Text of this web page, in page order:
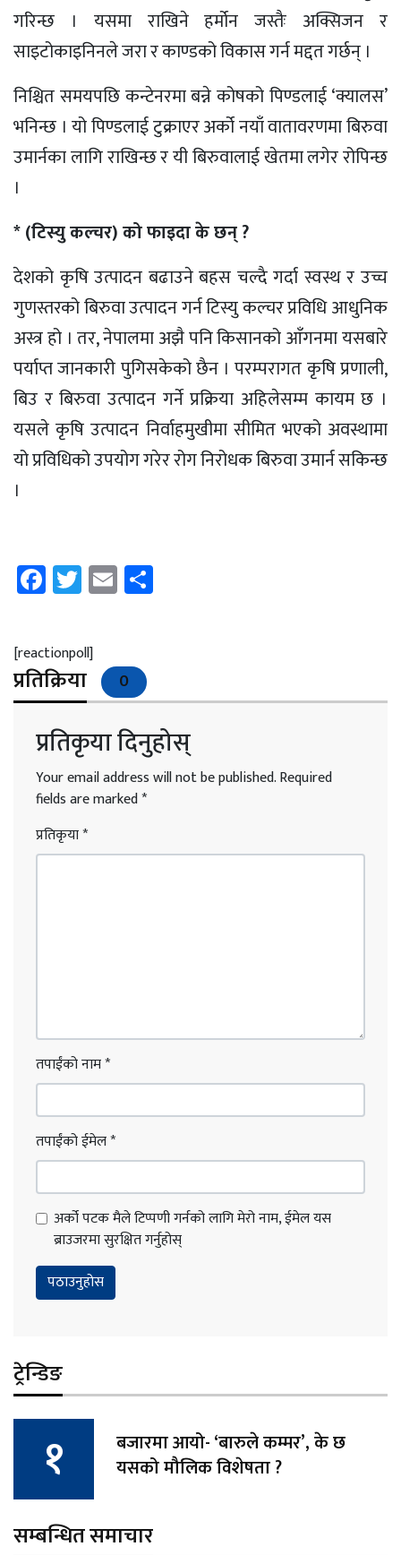
गरिन्छ । यसमा राखिने हर्मोन जस्तैः अक्सिजन र
साइटोकाइनिनले जरा र काण्डको विकास गर्न मद्दत गर्छन् ।
निश्चित समयपछि कन्टेनरमा बन्ने कोषको पिण्डलाई ‘क्यालस’
भनिन्छ । यो पिण्डलाई टुक्राएर अर्को नयाँ वातावरणमा बिरुवा
उमार्नका लागि राखिन्छ र यी बिरुवालाई खेतमा लगेर रोपिन्छ
।
* (टिस्यु कल्चर) को फाइदा के छन् ?
देशको कृषि उत्पादन बढाउने बहस चल्दै गर्दा स्वस्थ र उच्च
गुणस्तरको बिरुवा उत्पादन गर्न टिस्यु कल्चर प्रविधि आधुनिक
अस्त्र हो । तर, नेपालमा अझै पनि किसानको आँगनमा यसबारे
पर्याप्त जानकारी पुगिसकेको छैन । परम्परागत कृषि प्रणाली,
बिउ र बिरुवा उत्पादन गर्ने प्रक्रिया अहिलेसम्म कायम छ ।
यसले कृषि उत्पादन निर्वाहमुखीमा सीमित भएको अवस्थामा
यो प्रविधिको उपयोग गरेर रोग निरोधक बिरुवा उमार्न सकिन्छ
।
Facebook
Twitter
Email
[reactionpoll]
प्रतिक्रिया 0
प्रतिकृया दिनुहोस्
Your email address will not be published.Required
fields are marked*
प्रतिकृया*
तपाईंको नाम*
तपाईंको ईमेल*
अर्को पटक मैले टिप्पणी गर्नको लागि मेरो नाम, ईमेल यस
ब्राउजरमा सुरक्षित गर्नुहोस्
ट्रेन्डिङ
बजारमा आयो- ‘बारुले कम्मर’, के छ
यसको मौलिक विशेषता ?
सम्बन्धित समाचार